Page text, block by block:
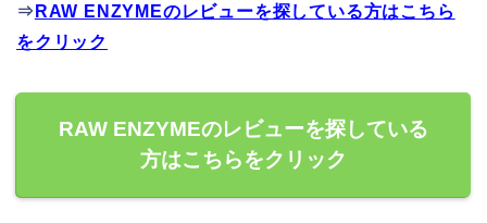
⇒ RAW ENZYMEのレビューを探している方はこちら
をクリック
RAW ENZYMEのレビューを探している
方はこちらをクリック